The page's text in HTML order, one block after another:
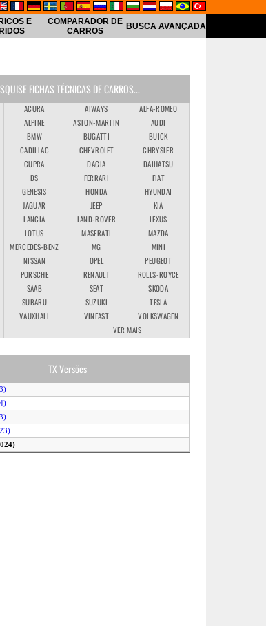
E
COMPARADOR DE
CARROS
BUSCA AVANÇADA
FICHAS TÉCNICAS DE CARROS...
ACURA AIWAYS
ALFA-ROMEO
ALPINE ASTON-MARTIN
AUDI
BMW BUGATTI
BUICK
CADILLAC CHEVROLET
CHRYSLER
CUPRA DACIA
DAIHATSU
DS FERRARI
FIAT
GENESIS HONDA
HYUNDAI
JAGUAR JEEP
KIA
LANCIA LAND-ROVER
LEXUS
LOTUS MASERATI
MAZDA
MERCEDES-BENZ MG
MINI
NISSAN OPEL
PEUGEOT
PORSCHE RENAULT
ROLLS-ROYCE
SAAB SEAT
SKODA
SUBARU SUZUKI
TESLA
VAUXHALL VINFAST
VOLKSWAGEN
VER MAIS
TX Versões